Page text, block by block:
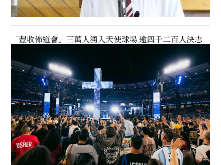
「豐收佈道會」三萬人湧入天使球場 逾四千二百人決志